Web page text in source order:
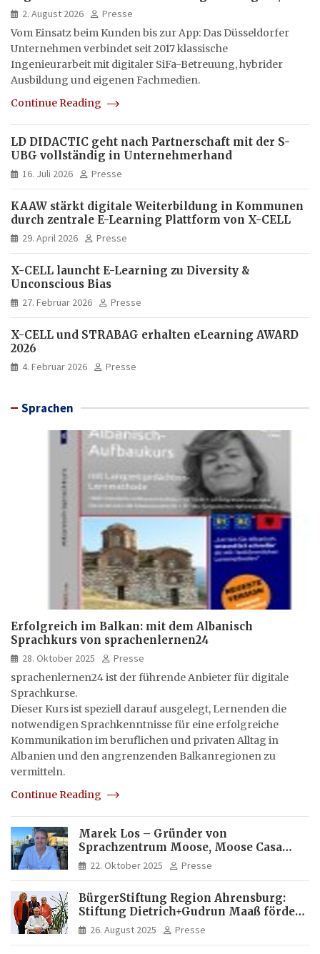
hybrid und multimedial
2. August 2026
Presse
Vom Einsatz beim Kunden bis zur App: Das Düsseldorfer
Unternehmen verbindet seit 2017 klassische
Ingenieurarbeit mit digitaler SiFa-Betreuung, hybrider
Ausbildung und eigenen Fachmedien.
Continue Reading
LD DIDACTIC geht nach Partnerschaft mit der S-
UBG vollständig in Unternehmerhand
16. Juli 2026 Presse
KAAW stärkt digitale Weiterbildung in Kommunen
durch zentrale E-Learning Plattform von X-CELL
29. April 2026 Presse
X-CELL launcht E-Learning zu Diversity &
Unconscious Bias
27. Februar 2026 Presse
X-CELL und STRABAG erhalten eLearning AWARD
2026
4. Februar 2026 Presse
Sprachen
Erfolgreich im Balkan: mit dem Albanisch
Sprachkurs von sprachenlernen24
28. Oktober 2025
Presse
sprachenlernen24 ist der führende Anbieter für digitale
Sprachkurse.
Dieser Kurs ist speziell darauf ausgelegt, Lernenden die
notwendigen Sprachkenntnisse für eine erfolgreiche
Kommunikation im beruflichen und privaten Alltag in
Albanien und den angrenzenden Balkanregionen zu
vermitteln.
Continue Reading
Marek Los – Gründer von
Sprachzentrum Moose, Moose Casa
Italia und Apartamento Brasil |
Internationaler Experte für Bildung
22. Oktober 2025 Presse
BürgerStiftung Region Ahrensburg:
Stiftung Dietrich+Gudrun Maaß fördert
Deutschkenntnisse von Frauen
26. August 2025 Presse